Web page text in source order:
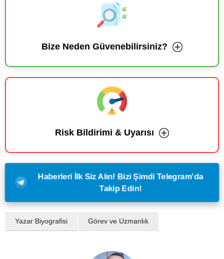
Bize Neden Güvenebilirsiniz?
Risk Bildirimi & Uyarısı
Haberleri İlk Siz Alın! Bizi Şimdi Telegram'da
Takip Edin!
Yazar Biyografisi Görev ve Uzmanlık